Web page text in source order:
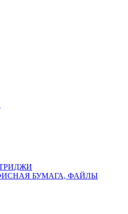
БУМАГА, ФАЙЛЫ